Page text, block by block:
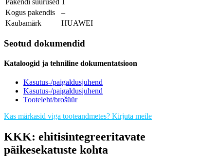
Pakendi suurused 1
Kogus pakendis
–
Kaubamärk
HUAWEI
Seotud dokumendid
Kataloogid ja tehniline dokumentatsioon
Kasutus-/paigaldusjuhend
Kasutus-/paigaldusjuhend
Tooteleht/brošüür
Kas märkasid viga tooteandmetes? Kirjuta meile
KKK: ehitisintegreeritavate
päikesekatuste kohta